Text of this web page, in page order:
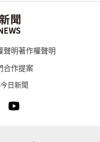
聲明著作權聲明
合作提案
日新聞